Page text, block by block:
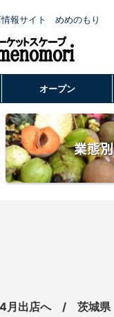
報サイト めめのもり
オープン
業態別
4月出店へ / 茨城県